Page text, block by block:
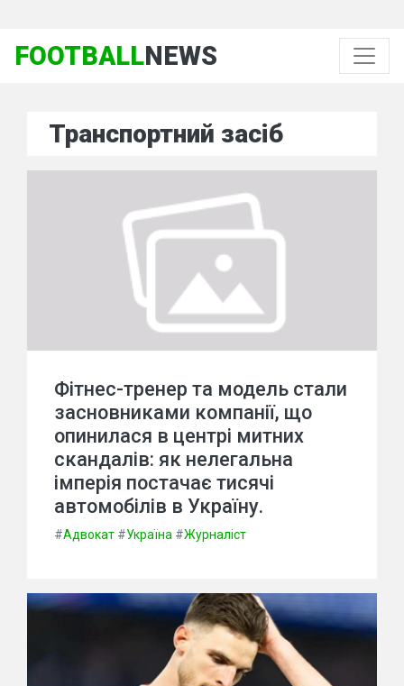
FOOTBALLNEWS
Транспортний засіб
Фітнес-тренер та модель стали
засновниками компанії, що
опинилася в центрі митних
скандалів: як нелегальна
імперія постачає тисячі
автомобілів в Україну.
#Адвокат #Україна #Журналіст